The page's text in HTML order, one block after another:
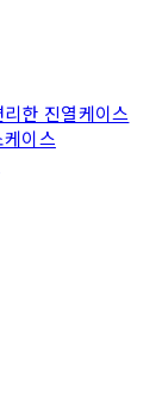
한 진열케이스
이스